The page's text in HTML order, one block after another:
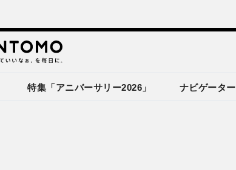
特集「アニバーサリー2026」 ナビゲーター